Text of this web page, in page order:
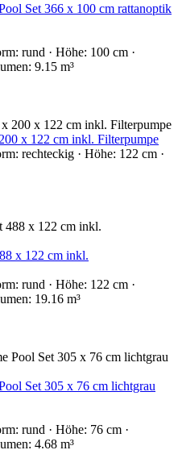
Set 366 x 100 cm rattanoptik
rund · Höhe: 100 cm ·
9.15 m³
x 122 cm inkl. Filterpumpe
rechteckig · Höhe: 122 cm ·
x 122 cm inkl.
rund · Höhe: 122 cm ·
19.16 m³
Set 305 x 76 cm lichtgrau
rund · Höhe: 76 cm ·
4.68 m³